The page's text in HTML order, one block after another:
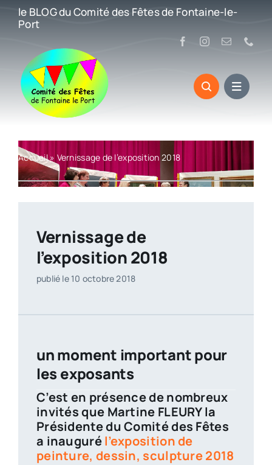
Passer
contenu
le BLOG du Comité des Fêtes de Fontaine-le-
Port
Accueil» Vernissage de l’exposition 2018
Vernissage de
l’exposition 2018
publié le 10 octobre 2018
un moment important pour
les exposants
C’est en présence de nombreux
invités que Martine FLEURY la
Présidente du Comité des Fêtes
a inaugurél’exposition de
peinture, dessin, sculpture 2018